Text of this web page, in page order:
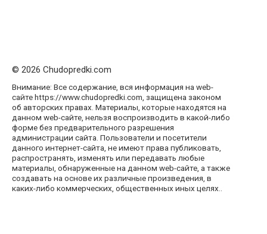
© 2026 Chudopredki.com
Внимание: Все содержание, вся информация на web-
сайте https://www.chudopredki.com, защищена законом
об авторских правах. Материалы, которые находятся на
данном web-сайте, нельзя воспроизводить в какой-либо
форме без предварительного разрешения
администрации сайта. Пользователи и посетители
данного интернет-сайта, не имеют права публиковать,
распространять, изменять или передавать любые
материалы, обнаруженные на данном web-сайте, а также
создавать на основе их различные произведения, в
каких-либо коммерческих, общественных иных целях..